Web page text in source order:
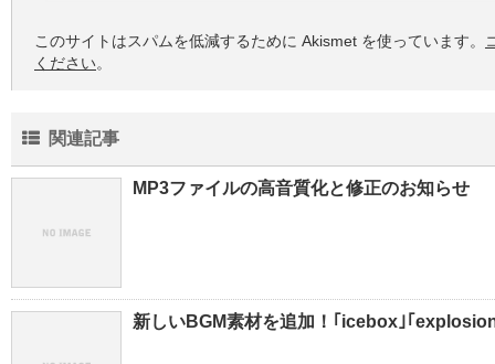
このサイトはスパムを低減するために Akismet を使っています。
ください。
関連記事
MP3ファイルの高音質化と修正のお知らせ
新しいBGM素材を追加！｢icebox｣｢